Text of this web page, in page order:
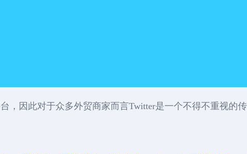
，因此对于众多外贸商家而言Twitter是一个不得不重视的